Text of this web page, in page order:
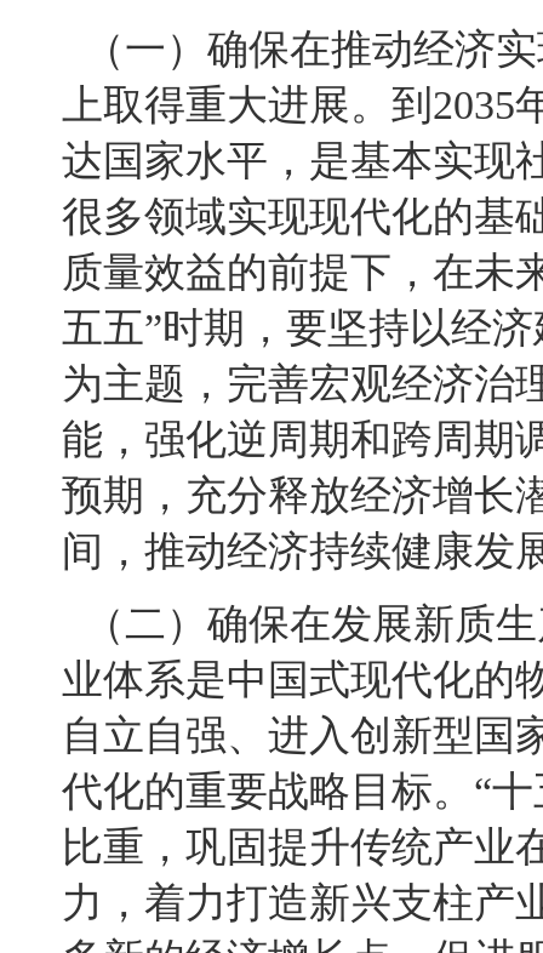
（一）确保在推动经济
上取得重大进展。到
达国家水平，是基本实现
很多领域实现现代化的基
质量效益的前提下，在未
五五”时期，要坚持以经
为主题，完善宏观经济治
能，强化逆周期和跨周期
预期，充分释放经济增长
间，推动经济持续健康发
（二）确保在发展新质
业体系是中国式现代化的
自立自强、进入创新型国
代化的重要战略目标。“
比重，巩固提升传统产业
力，着力打造新兴支柱产